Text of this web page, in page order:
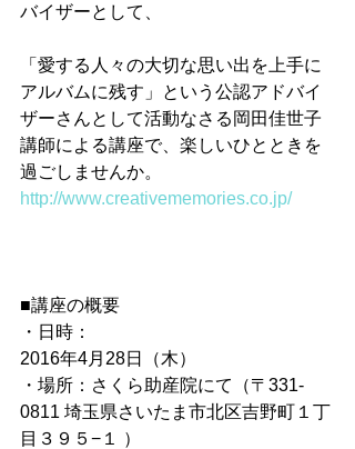
バイザーとして、
「愛する人々の大切な思い出を上手に
アルバムに残す」という公認アドバイ
ザーさんとして活動なさる岡田佳世子
講師による講座で、楽しいひとときを
過ごしませんか。
http://www.creativememories.co.jp/
■講座の概要
・日時：
2016年4月28日（木）
・場所：さくら助産院にて（〒331-
0811 埼玉県さいたま市北区吉野町１丁
目３９５−１ ）